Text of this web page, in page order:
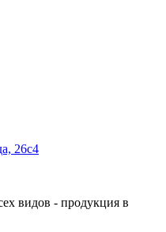
26с4
видов - продукция в